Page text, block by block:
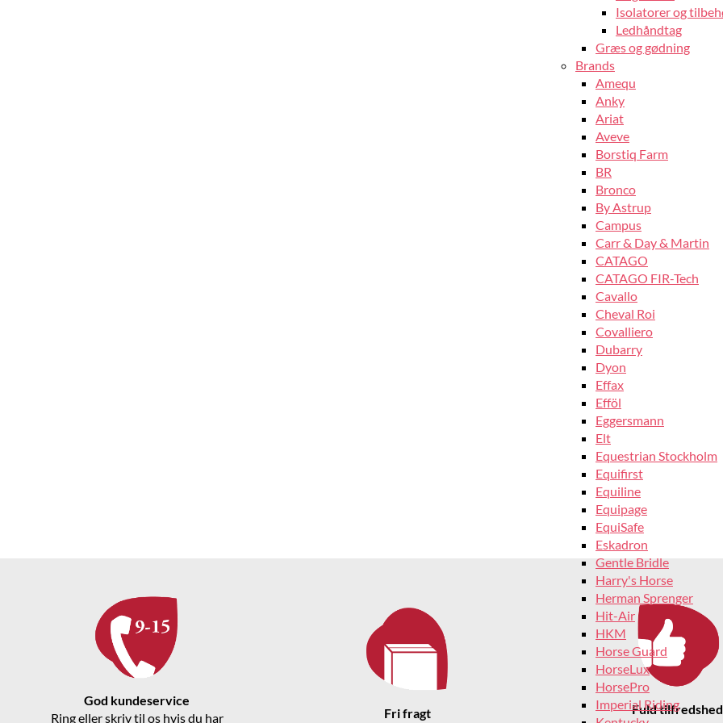
Isolatorer og
Ledhåndtag
Græs og gødning
Brands
Amequ
Anky
Ariat
Aveve
Borstiq Farm
BR
Bronco
By Astrup
Campus
Carr & Day & Martin
CATAGO
CATAGO FIR-Tech
Cavallo
Cheval Roi
Covalliero
Dubarry
Dyon
Effax
Efföl
Eggersmann
Elt
Equestrian Stockholm
Equifirst
Equiline
Equipage
EquiSafe
Eskadron
Gentle Bridle
Harry's Horse
Herman Sprenger
Hit-Air
HKM
Horse Guard
HorseLux
HorsePro
Imperial Riding
God kundeservice
Ring eller skriv til os hvis du har
Fri fragt
Fuld tilfredshed